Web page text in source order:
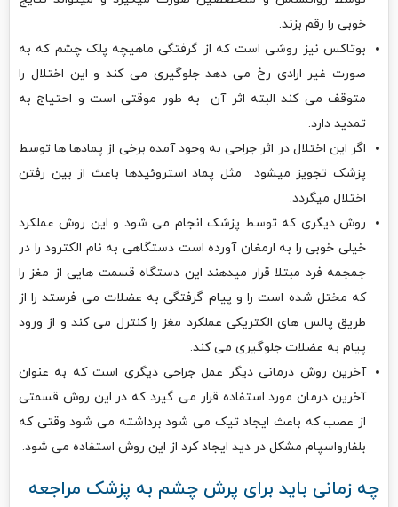
خوبی را رقم بزند.
بوتاکس نیز روشی است که از گرفتگی ماهیچه پلک چشم که به
صورت غیر ارادی رخ می دهد جلوگیری می کند و این اختلال را
متوقف می کند البته اثر آن به طور موقتی است و احتیاج به
تمدید دارد.
اگر این اختلال در اثر جراحی به وجود آمده برخی از پمادها ها توسط
پزشک تجویز میشود مثل پماد استروئیدها باعث از بین رفتن
اختلال میگردد.
روش دیگری که توسط پزشک انجام می شود و این روش عملکرد
خیلی خوبی را به ارمغان آورده است دستگاهی به نام الکترود را در
جمجمه فرد مبتلا قرار میدهند این دستگاه قسمت هایی از مغز را
که مختل شده است را و پیام گرفتگی به عضلات می فرستد را از
طریق پالس های الکتریکی عملکرد مغز را کنترل می کند و از ورود
پیام به عضلات جلوگیری می کند.
آخرین روش درمانی دیگر عمل جراحی دیگری است که به عنوان
آخرین درمان مورد استفاده قرار می گیرد که در این روش قسمتی
از عصب که باعث ایجاد تیک می شود برداشته می شود وقتی که
بلفارواسپام مشکل در دید ایجاد کرد از این روش استفاده می شود.
چه زمانی باید برای پرش چشم به پزشک مراجعه